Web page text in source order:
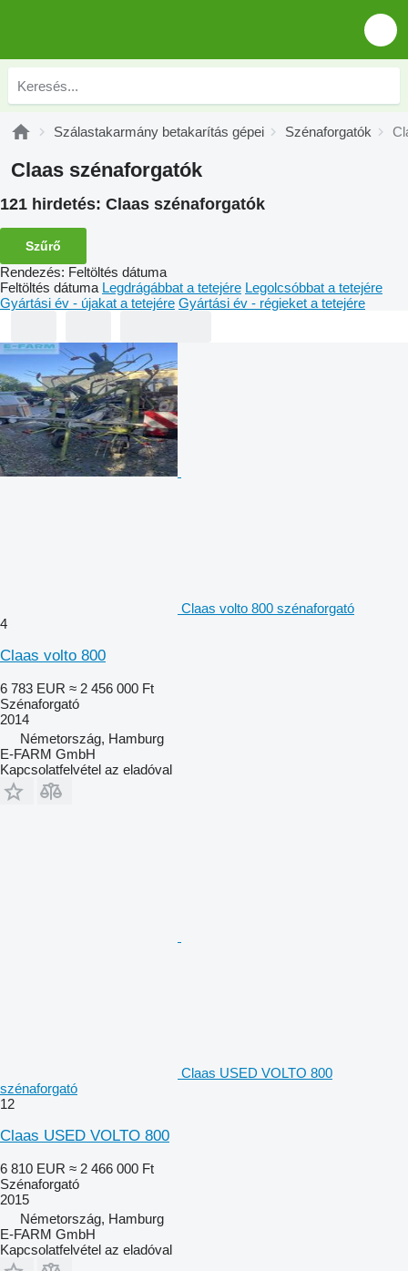
Szálastakarmány betakarítás gépei Szénaforgatók
Claas szénaforgatók
121 hirdetés: Claas szénaforgatók
Szűrő
Rendezés: Feltöltés dátuma
Feltöltés dátuma Legdrágábbat a tetejére Legolcsóbbat a tetejére
Gyártási év - újakat a tetejére Gyártási év - régieket a tetejére
Claas volto 800 szénaforgató
4
Claas volto 800
6 783 EUR ≈ 2 456 000 Ft
Szénaforgató
2014
Németország, Hamburg
E-FARM GmbH
Kapcsolatfelvétel az eladóval
Claas USED VOLTO 800
szénaforgató
12
Claas USED VOLTO 800
6 810 EUR ≈ 2 466 000 Ft
Szénaforgató
2015
Németország, Hamburg
E-FARM GmbH
Kapcsolatfelvétel az eladóval